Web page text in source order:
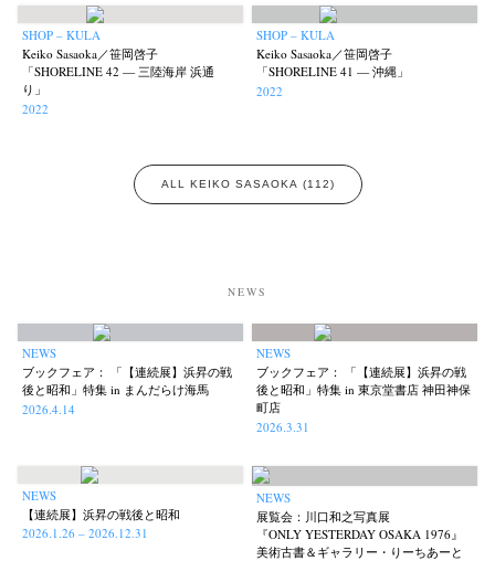
News Workshop Documents
Nana Kakuda (61) Naoki Ohji (66) Naonori Oshima (38) Nick Haymes (5)
Park (7) photographers' gallery File (16) photographers’ gallery press (14)
Postwar and Shōwa-Era (2) Publication
Rintaro Kameoka
Special Exhibitions (60) Takuro Yoneda (44) Tomonori Ryu (15)
Untitled Records Yu Shinoda
SHOP – KULA
Keiko Sasaoka／笹岡啓子
「SHORELINE 42 — 三陸海岸 浜通
り」
2022
SHOP – KULA
Keiko Sasaoka／笹岡啓子
「SHORELINE 41 — 沖縄」
2022
ALL KEIKO SASAOKA (112)
NEWS
NEWS
ブックフェア： 「【連続展】浜昇の戦
後と昭和」特集 in まんだらけ海馬
2026.4.14
NEWS
ブックフェア： 「【連続展】浜昇の戦
後と昭和」特集 in 東京堂書店 神田神保
町店
2026.3.31
NEWS
【連続展】浜昇の戦後と昭和
2026.1.26 – 2026.12.31
NEWS
展覧会：川口和之写真展
『ONLY YESTERDAY OSAKA 1976』
美術古書＆ギャラリー・りーちあーと